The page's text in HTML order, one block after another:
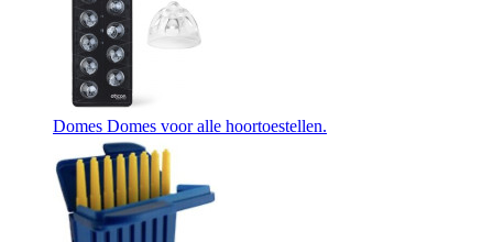
Domes Domes voor alle hoortoestellen.